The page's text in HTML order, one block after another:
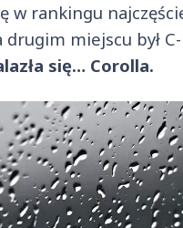
w rankingu
miejscu był C-
się… Corolla.